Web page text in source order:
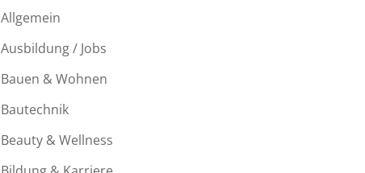
Allgemein
Ausbildung / Jobs
Bauen & Wohnen
Bautechnik
Beauty & Wellness